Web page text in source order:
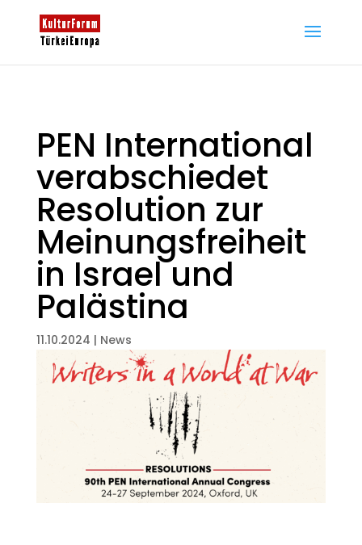
PEN International
verabschiedet
Resolution zur
Meinungsfreiheit
in Israel und
Palästina
11.10.2024 | News